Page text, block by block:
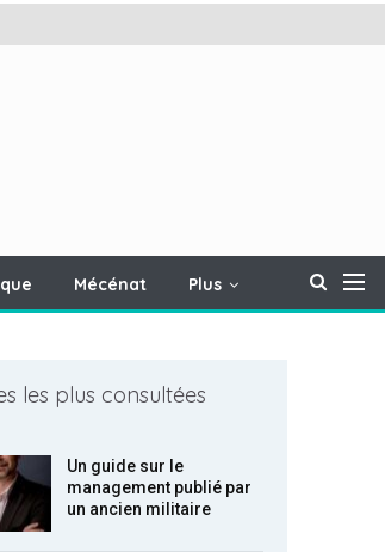
Mécénat Plus
les plus consultées
Un guide sur le
management publié par
un ancien militaire